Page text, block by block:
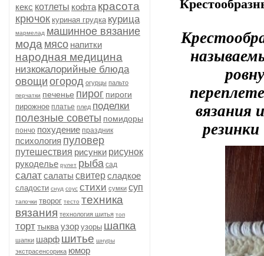
кекс котлеты кофта красота
крючок куриная грудка курица
мармелад машинное вязание
мода мясо напитки
народная медицина
низкокалорийные блюда
овощи огород огурцы пальто
перчатки печенье пирог пироги
пирожное платье плед поделки
полезные советы помидоры
пончо похудение праздник
психология пуловер
путешествия рисунки рисунок
рукоделье рулет рыба сад
салатсалаты свитерсладкое
сладости снуд соус стихи сумки суп
тапочки творог тесто техника
вязания технология шитья топ
торттыква узор узоры шапка
шапки шарф шитье шнуры
экстрасенсорика юмор
вязания